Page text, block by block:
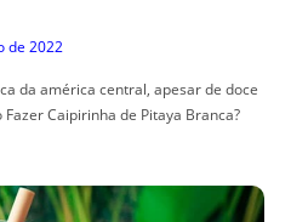
de 2022
da américa central, apesar de doce
Caipirinha de Pitaya Branca?